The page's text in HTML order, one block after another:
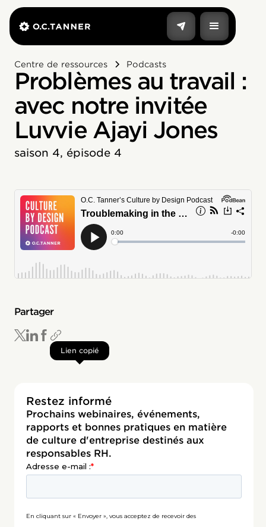
Centre de ressources Podcasts
Problèmes au travail :
avec notre invitée
Luvvie Ajayi Jones
saison 4, épisode 4
Partager
Lien copié
Restez informé
Prochains webinaires, événements,
rapports et bonnes pratiques en matière
de culture d'entreprise destinés aux
responsables RH.